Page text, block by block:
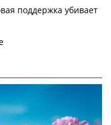
поддержка убивает